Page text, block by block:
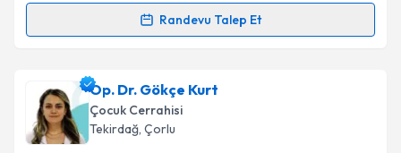
Metni'ni okudum ve kişisel verilerimin belirtilen
kapsamda işlenmesini kabul ediyorum.
Takvim Talebini Gönder
Randevu Talep Et
Randevu Takvimi Talebi
Op. Dr. Seval Metiniçin randevu takvimi talebi
oluşturun. Size bu uzmandan randevu almanız için bir
takvim hazırlandığında e-posta ile bilgilendireceğiz.
Op. Dr. Gökçe Kurt
Çocuk Cerrahisi
Tekirdağ, Çorlu